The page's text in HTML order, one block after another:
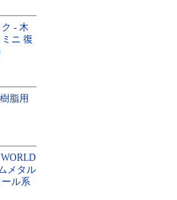
- 木
ニ 復
脂用
メタル
ル系